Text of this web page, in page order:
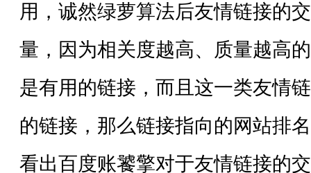
用，诚然绿萝算法后友情链接的
量，因为相关度越高、质量越高
是有用的链接，而且这一类友情
的链接，那么链接指向的网站排
看出百度账饕擎对于友情链接的